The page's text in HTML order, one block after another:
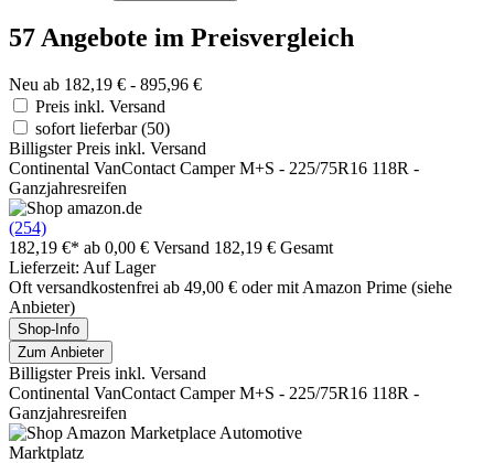
57 Angebote im Preisvergleich
Neu ab 182,19 € - 895,96 €
Preis inkl. Versand
sofort lieferbar(50)
Billigster Preis inkl. Versand
Continental VanContact Camper M+S - 225/75R16 118R -
Ganzjahresreifen
(254)
182,19 €* ab 0,00 € Versand 182,19 € Gesamt
Lieferzeit: Auf Lager
Oft versandkostenfrei ab 49,00 € oder mit Amazon Prime (siehe
Anbieter)
Shop-Info
Zum Anbieter
Billigster Preis inkl. Versand
Continental VanContact Camper M+S - 225/75R16 118R -
Ganzjahresreifen
Marktplatz